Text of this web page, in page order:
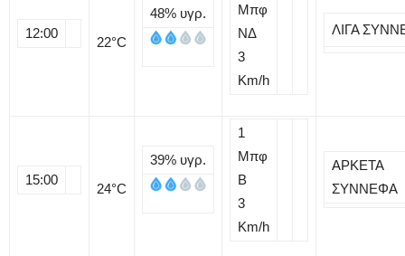
12:00
22°C
48% υγρ.
Μπφ
ΝΔ
3
Km/h
ΛΙΓΑ
15:00
24°C
39% υγρ.
1
Μπφ
B
3
Km/h
ΑΡΚΕΤΑ
ΣΥΝΝΕΦΑ